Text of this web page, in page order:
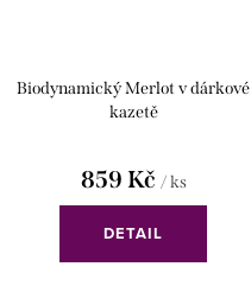
Biodynamický Merlot v dárkové
kazetě
859 Kč / ks
DETAIL